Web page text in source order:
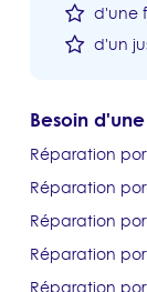
d'une
d'un
Besoin
Réparation
Réparation
Réparation
Réparation
Réparation